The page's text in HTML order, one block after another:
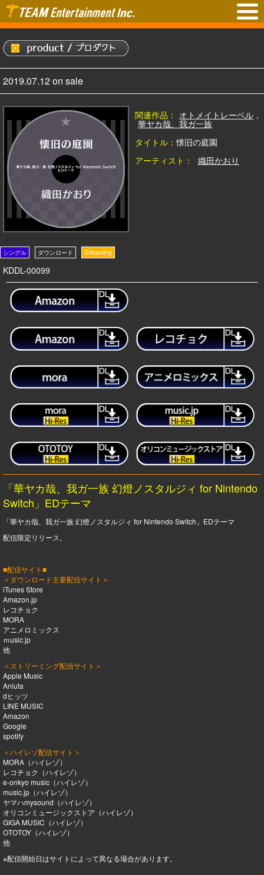
2019.07.12 on sale
関連作品： オトメイトレーベル ,
華ヤカ哉、我ガ一族
タイトル：懐旧の庭園
アーティスト：
織田かおり
KDDL-00099
「華ヤカ哉、我ガ一族 幻燈ノスタルジィ for Nintendo
Switch」EDテーマ
「華ヤカ哉、我ガ一族 幻燈ノスタルジィ for Nintendo Switch」EDテーマ
配信限定リリース。
■配信サイト■
＜ダウンロード主要配信サイト＞
iTunes Store
Amazon.jp
レコチョク
MORA
アニメロミックス
ｍusic.jp
他
＜ストリーミング配信サイト＞
Apple Music
Aniuta
dヒッツ
LINE MUSIC
Amazon
Google
spotify
＜ハイレゾ配信サイト＞
MORA（ハイレゾ）
レコチョク（ハイレゾ）
e-onkyo music（ハイレゾ）
music.jp（ハイレゾ）
ヤマハmysound（ハイレゾ）
オリコンミュージックストア（ハイレゾ）
GIGA MUSIC（ハイレゾ）
OTOTOY（ハイレゾ）
他
※配信開始日はサイトによって異なる場合があります。